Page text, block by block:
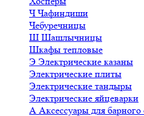
ЧЧафиндиши
Чебуречницы
Ш Шашлычницы
Шкафы тепловые
Э Электрические казаны
Электрические плиты
Электрические тандыры
Электрические яйцеварки
А Аксессуары для барного